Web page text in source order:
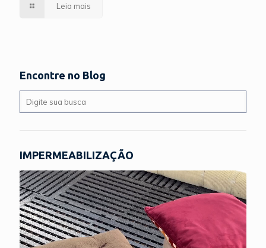
Leia mais
Encontre no Blog
IMPERMEABILIZAÇÃO
Tocador
de
vídeo